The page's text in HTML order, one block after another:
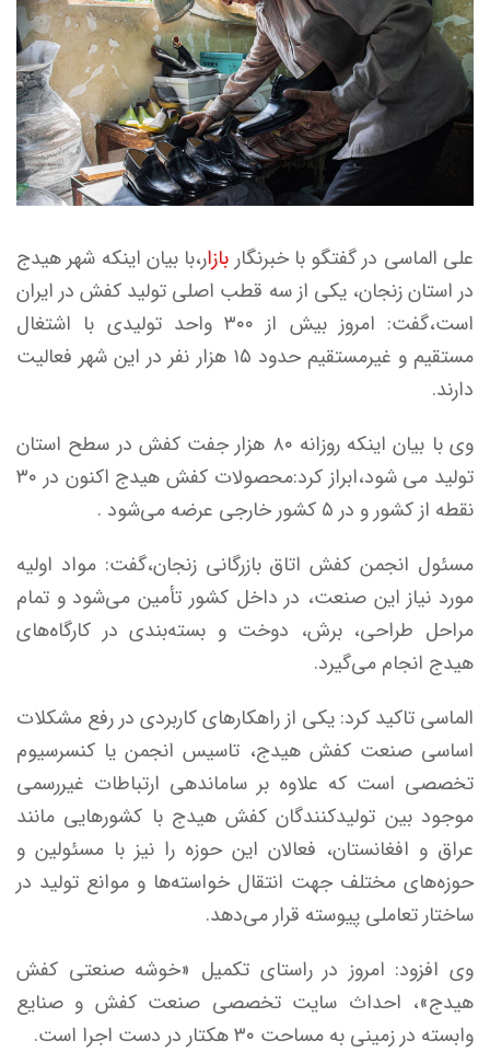
علی الماسی در گفتگو با خبرنگار بازار،با بیان اینکه شهر هیدج
در استان زنجان، یکی از سه قطب اصلی تولید کفش در ایران
است،گفت: امروز بیش از ۳۰۰ واحد تولیدی با اشتغال
مستقیم و غیرمستقیم حدود ۱۵ هزار نفر در این شهر فعالیت
دارند.
وی با بیان اینکه روزانه ۸۰ هزار جفت کفش در سطح استان
تولید می شود،ابراز کرد:محصولات کفش هیدج اکنون در ۳۰
نقطه از کشور و در ۵ کشور خارجی عرضه می‌شود .
مسئول انجمن کفش اتاق بازرگانی زنجان،گفت: مواد اولیه
مورد نیاز این صنعت، در داخل کشور تأمین می‌شود و تمام
مراحل طراحی، برش، دوخت و بسته‌بندی در کارگاه‌های
هیدج انجام می‌گیرد.
الماسی تاکید کرد: یکی از راهکارهای کاربردی در رفع مشکلات
اساسی صنعت کفش هیدج، تاسیس انجمن یا کنسرسیوم
تخصصی است که علاوه بر ساماندهی ارتباطات غیررسمی
موجود بین تولیدکنندگان کفش هیدج با کشورهایی مانند
عراق و افغانستان، فعالان این حوزه را نیز با مسئولین و
حوزه‌های مختلف جهت انتقال خواسته‌ها و موانع تولید در
ساختار تعاملی پیوسته قرار می‌دهد.
وی افزود: امروز در راستای تکمیل «خوشه صنعتی کفش
هیدج»، احداث سایت تخصصی صنعت کفش و صنایع
وابسته در زمینی به مساحت ۳۰ هکتار در دست اجرا است.